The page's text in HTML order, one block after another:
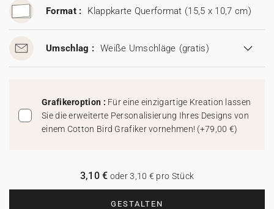
Format : Klappkarte Querformat (15,5 x 10,7 cm)
Umschlag : Weiße Umschläge (gratis)
Grafikeroption : Für eine einzigartige Kreation lassen
Sie die erweiterte Personalisierung Ihres Designs von
einem Cotton Bird Grafiker vornehmen! (+79,00 €)
GESTALTEN
3,10 € oder 3,10 € pro Stück